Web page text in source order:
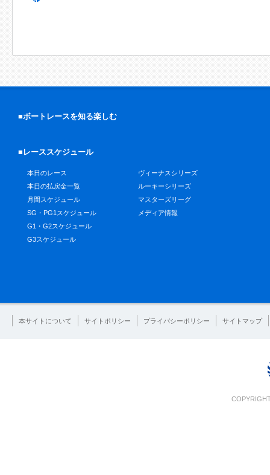
■ボートレースを知る楽しむ
■レーススケジュール
本日のレース
本日の払戻金一覧
月間スケジュール
SG・PG1スケジュール
G1・G2スケジュール
G3スケジュール
ヴィーナスシリーズ
ルーキーシリーズ
マスターズリーグ
メディア情報
本サイトについて サイトポリシー プライバシーポリシー サイトマップ